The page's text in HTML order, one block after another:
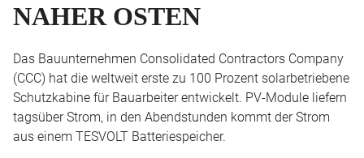
NAHER OSTEN
Das Bauunternehmen Consolidated Contractors Company
(CCC) hat die weltweit erste zu 100 Prozent solarbetriebene
Schutzkabine für Bauarbeiter entwickelt. PV-Module liefern
tagsüber Strom, in den Abendstunden kommt der Strom
aus einem TESVOLT Batteriespeicher.